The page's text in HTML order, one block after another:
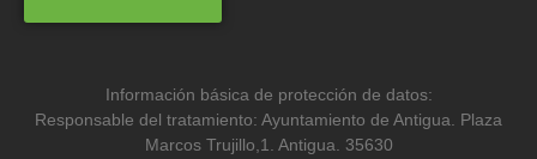
Información básica de protección de datos:
Responsable del tratamiento: Ayuntamiento de Antigua. Plaza
Marcos Trujillo,1. Antigua. 35630